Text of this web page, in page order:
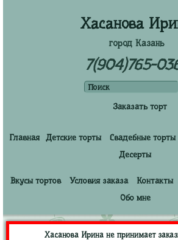
Хасанова
город Казань
7(904)765-
Заказать торт
Главная Детские торты Свадебные торты
Десерты
Вкусы тортов Условия заказа Контакты
Обо мне
Хасанова Ирина не принимает